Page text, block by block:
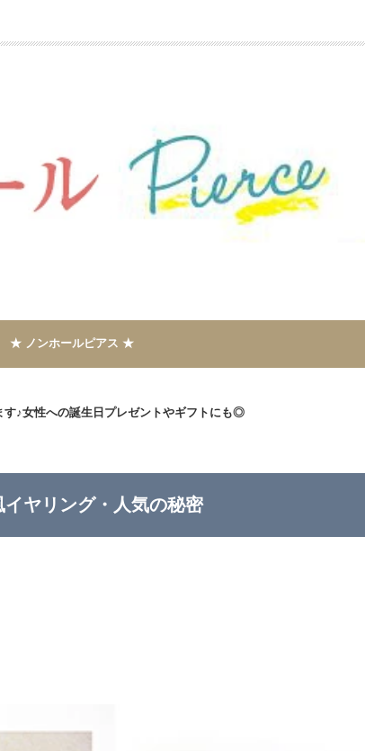
★ ノンホールピアス ★
す♪女性への誕生日プレゼントやギフトにも◎
イヤリング・人気の秘密